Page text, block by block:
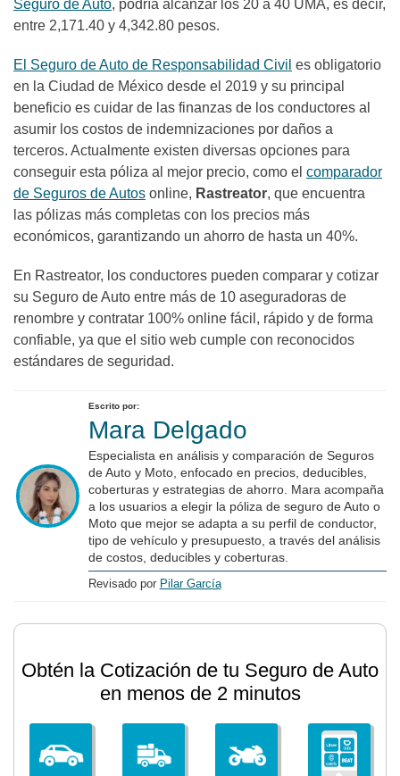
Seguro de Auto, podría alcanzar los 20 a 40 UMA, es decir,
entre 2,171.40 y 4,342.80 pesos.
El Seguro de Auto de Responsabilidad Civil es obligatorio
en la Ciudad de México desde el 2019 y su principal
beneficio es cuidar de las finanzas de los conductores al
asumir los costos de indemnizaciones por daños a
terceros. Actualmente existen diversas opciones para
conseguir esta póliza al mejor precio, como el comparador
de Seguros de Autos online, Rastreator, que encuentra
las pólizas más completas con los precios más
económicos, garantizando un ahorro de hasta un 40%.
En Rastreator, los conductores pueden comparar y cotizar
su Seguro de Auto entre más de 10 aseguradoras de
renombre y contratar 100% online fácil, rápido y de forma
confiable, ya que el sitio web cumple con reconocidos
estándares de seguridad.
Escrito por:
Mara Delgado
Especialista en análisis y comparación de Seguros
de Auto y Moto, enfocado en precios, deducibles,
coberturas y estrategias de ahorro. Mara acompaña
a los usuarios a elegir la póliza de seguro de Auto o
Moto que mejor se adapta a su perfil de conductor,
tipo de vehículo y presupuesto, a través del análisis
de costos, deducibles y coberturas.
Revisado por Pilar García
Obtén la Cotización de tu Seguro de Auto
en menos de 2 minutos